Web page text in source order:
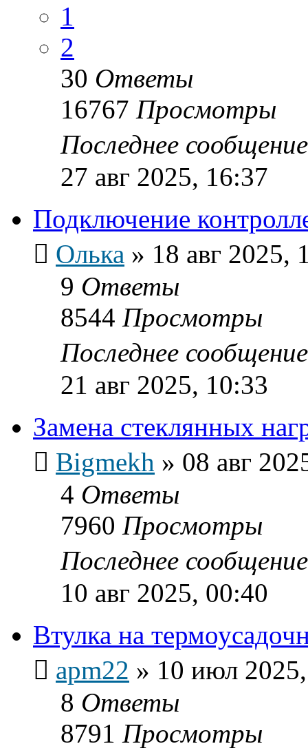
1
2
30 Ответы
16767 Просмотры
Последнее
27 авг 2025, 16:37
Подключение
Олька » 18 авг 2025,
9 Ответы
8544 Просмотры
Последнее
21 авг 2025, 10:33
Замена стеклянных
Bigmekh » 08 авг
4 Ответы
7960 Просмотры
Последнее
10 авг 2025, 00:40
Втулка на
apm22 » 10 июл
8 Ответы
8791 Просмотры